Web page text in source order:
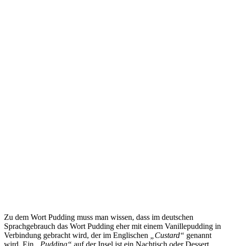
Zu dem Wort Pudding muss man wissen, dass im deutschen
Sprachgebrauch das Wort Pudding eher mit einem Vanillepudding in
Verbindung gebracht wird, der im Englischen
„Custard“ genannt